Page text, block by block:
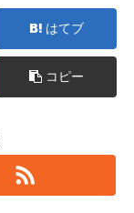
はてブ
コピー